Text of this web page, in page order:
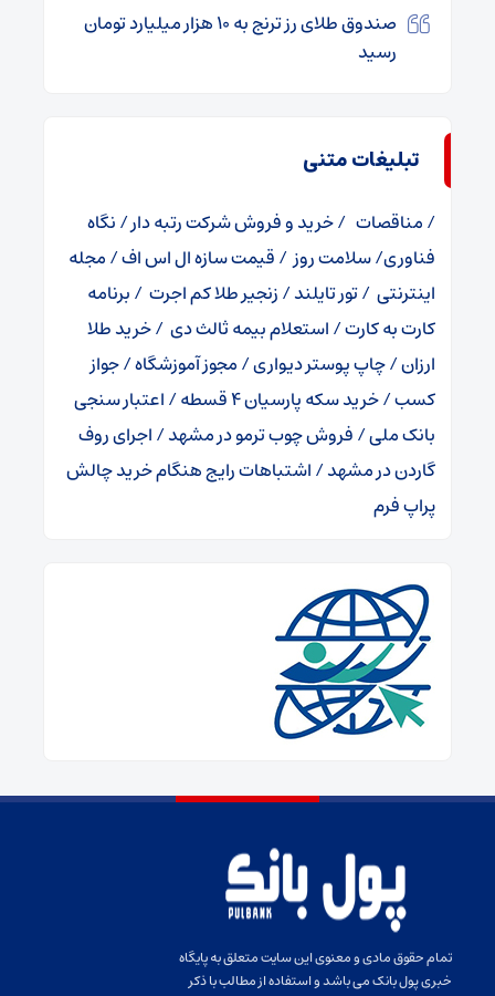
صندوق طلای رز ترنج به ۱۰ هزار میلیارد تومان
رسید
تبلیغات متنی
/مناقصات /خرید و فروش شرکت رتبه دار/نگاه
فناوری/سلامت روز/قیمت سازه ال اس اف/مجله
اینترنتی /تور تایلند/زنجیر طلا کم اجرت /برنامه
کارت به کارت/استعلام بیمه ثالث دی /خرید طلا
ارزان/چاپ پوستر دیواری/مجوز آموزشگاه/جواز
کسب/خرید سکه پارسیان 4 قسطه /اعتبار سنجی
بانک ملی/فروش چوب ترمو در مشهد/اجرای روف
گاردن در مشهد/اشتباهات رایج هنگام خرید چالش
پراپ فرم
تمام حقوق مادی و معنوی این سایت متعلق به پایگاه
خبری پول بانک می باشد و استفاده از مطالب با ذکر